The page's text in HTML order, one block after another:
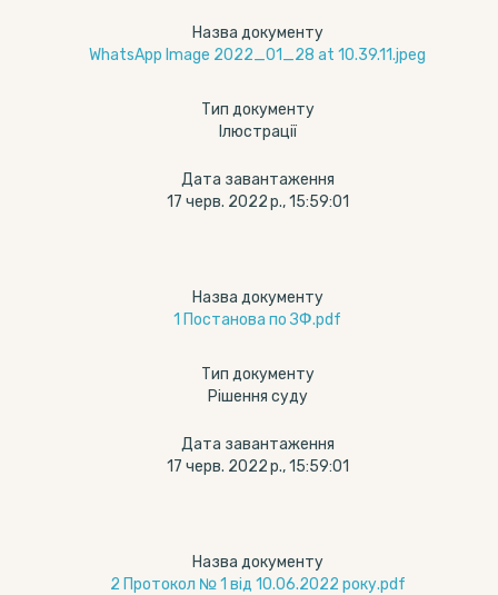
Назва документу
WhatsApp Image 2022_01_28 at 10.39.11.jpeg
Тип документу
Ілюстрації
Дата завантаження
17 черв. 2022 р., 15:59:01
Назва документу
1 Постанова по ЗФ.pdf
Тип документу
Рішення суду
Дата завантаження
17 черв. 2022 р., 15:59:01
Назва документу
2 Протокол № 1 від 10.06.2022 року.pdf